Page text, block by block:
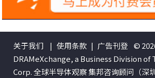
关于我们 | 使用条款 | 广告刊登 ©
DRAMeXchange, a Business Division of
Corp. 全球半导体观察 集邦咨询顾问（深